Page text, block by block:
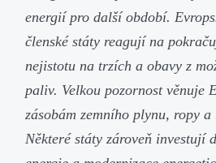
energií pro další období.
členské státy reagují na
nejistotu na trzích a obavy z
paliv. Velkou pozornost věnuje
zásobám zemního plynu, ropy
Některé státy zároveň investují